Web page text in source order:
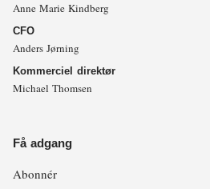
Anne Marie Kindberg
CFO
Anders Jørning
Kommerciel direktør
Michael Thomsen
Få adgang
Abonnér